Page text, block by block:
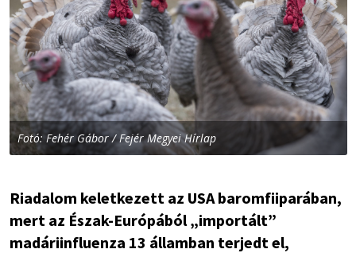
Fotó: Fehér Gábor / Fejér Megyei Hírlap
Riadalom keletkezett az USA baromfiiparában,
mert az Észak-Európából „importált”
madáriinfluenza 13 államban terjedt el,